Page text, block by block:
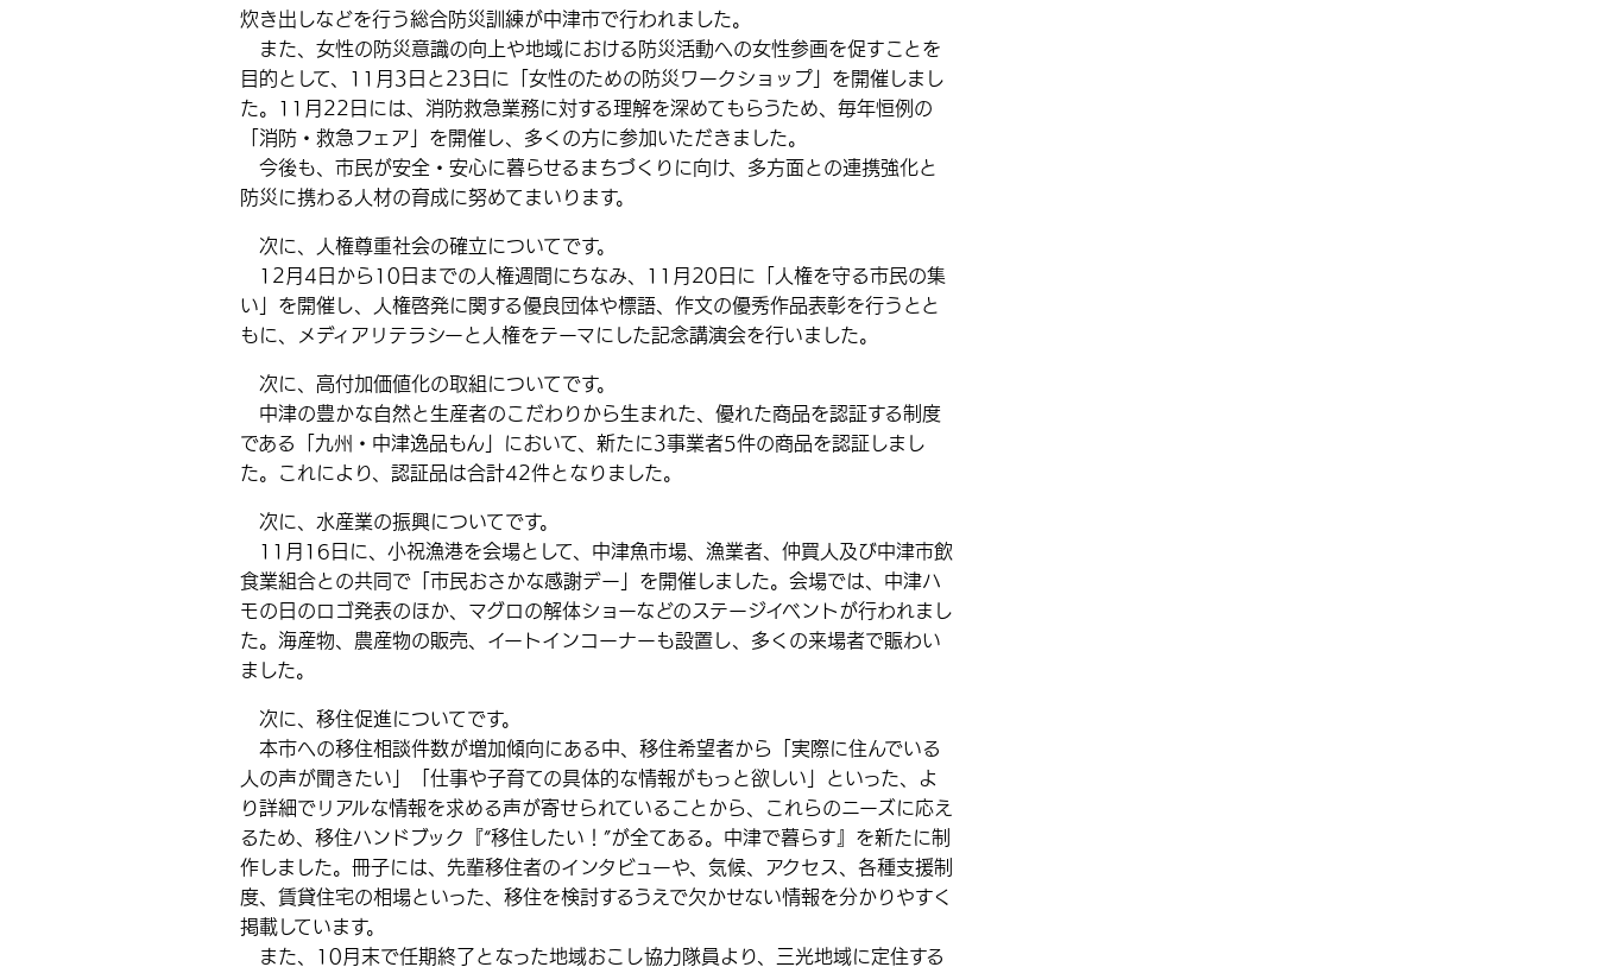
炊き出しなどを行う総合防災訓練が中津市で行われました。
また、女性の防災意識の向上や地域における防災活動への女性参画を促すことを
目的として、11月3日と23日に「女性のための防災ワークショップ」を開催しまし
た。11月22日には、消防救急業務に対する理解を深めてもらうため、毎年恒例の
「消防・救急フェア」を開催し、多くの方に参加いただきました。
今後も、市民が安全・安心に暮らせるまちづくりに向け、多方面との連携強化と
防災に携わる人材の育成に努めてまいります。
次に、人権尊重社会の確立についてです。
12月4日から10日までの人権週間にちなみ、11月20日に「人権を守る市民の集
い」を開催し、人権啓発に関する優良団体や標語、作文の優秀作品表彰を行うとと
もに、メディアリテラシーと人権をテーマにした記念講演会を行いました。
次に、高付加価値化の取組についてです。
中津の豊かな自然と生産者のこだわりから生まれた、優れた商品を認証する制度
である「九州・中津逸品もん」において、新たに3事業者5件の商品を認証しまし
た。これにより、認証品は合計42件となりました。
次に、水産業の振興についてです。
11月16日に、小祝漁港を会場として、中津魚市場、漁業者、仲買人及び中津市飲
食業組合との共同で「市民おさかな感謝デー」を開催しました。会場では、中津ハ
モの日のロゴ発表のほか、マグロの解体ショーなどのステージイベントが行われまし
た。海産物、農産物の販売、イートインコーナーも設置し、多くの来場者で賑わい
ました。
次に、移住促進についてです。
本市への移住相談件数が増加傾向にある中、移住希望者から「実際に住んでいる
人の声が聞きたい」「仕事や子育ての具体的な情報がもっと欲しい」といった、よ
り詳細でリアルな情報を求める声が寄せられていることから、これらのニーズに応え
るため、移住ハンドブック『“移住したい！”が全てある。中津で暮らす』を新たに制
作しました。冊子には、先輩移住者のインタビューや、気候、アクセス、各種支援制
度、賃貸住宅の相場といった、移住を検討するうえで欠かせない情報を分かりやすく
掲載しています。
また、10月末で任期終了となった地域おこし協力隊員より、三光地域に定住する